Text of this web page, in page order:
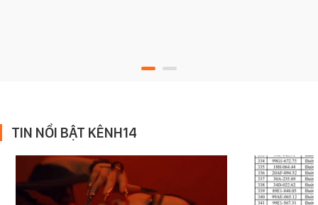
TIN NỔI BẬT KÊNH14